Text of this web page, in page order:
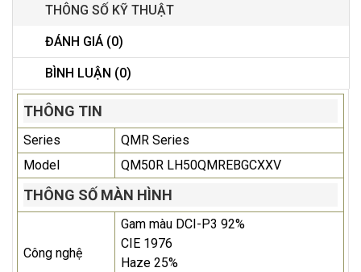
THÔNG SỐ KỸ THUẬT
ĐÁNH GIÁ (0)
BÌNH LUẬN (0)
THÔNG TIN
Series
QMR Series
Model
QM50R LH50QMREBGCXXV
THÔNG SỐ MÀN HÌNH
Công nghệ
Gam màu DCI-P3 92%
CIE 1976
Haze 25%